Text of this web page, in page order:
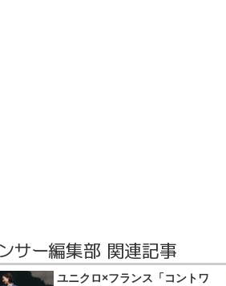
サー編集部 関連記事
ユニクロ×フランス「コントワ